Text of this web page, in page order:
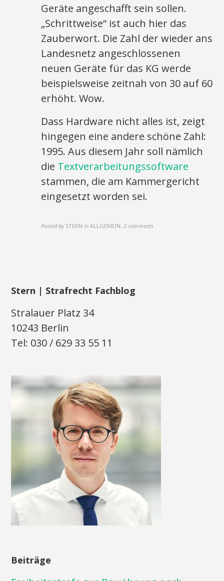
Geräte angeschafft sein sollen.
„Schrittweise“ ist auch hier das
Zauberwort. Die Zahl der wieder ans
Landesnetz angeschlossenen
neuen Geräte für das KG werde
beispielsweise zeitnah von 30 auf 60
erhöht. Wow.
Dass Hardware nicht alles ist, zeigt
hingegen eine andere schöne Zahl:
1995. Aus diesem Jahr soll nämlich
die Textverarbeitungssoftware
stammen, die am Kammergericht
eingesetzt worden sei.
Posted by STERN in ALLGEMEIN,2 comments
Stern | Strafrecht Fachblog
Stralauer Platz 34
10243 Berlin
Tel: 030 / 629 33 55 11
Beiträge